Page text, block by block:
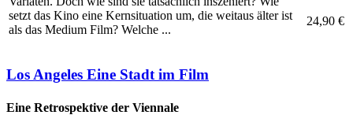
setzt das Kino eine Kernsituation um, die weitaus älter ist
als das Medium Film? Welche ...
24,90 €
Los Angeles Eine Stadt im Film
Eine Retrospektive der Viennale